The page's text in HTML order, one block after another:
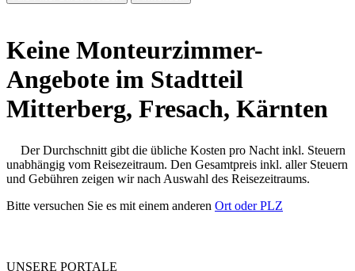
Keine Monteurzimmer-
Angebote im Stadtteil
Mitterberg, Fresach, Kärnten
Der Durchschnitt gibt die übliche Kosten pro Nacht inkl. Steuern
unabhängig vom Reisezeitraum. Den Gesamtpreis inkl. aller Steuern
und Gebühren zeigen wir nach Auswahl des Reisezeitraums.
Bitte versuchen Sie es mit einem anderen Ort oder PLZ
UNSERE PORTALE